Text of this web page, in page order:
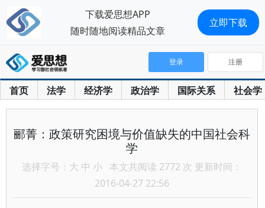
首页 法学 经济学 政治学 国际关系 社会学
登录 注册
郦菁：政策研究困境与价值缺失的中国社会科
学
选择字号： 大 中 小 本文共阅读 2772 次 更新时间：
2016-04-27 22:56
下载爱思想APP
随时随地阅读精品文章
立即下载